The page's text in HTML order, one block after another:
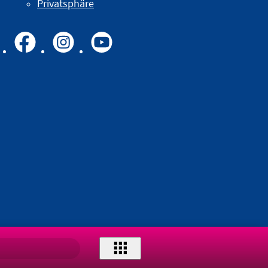
Privatsphäre